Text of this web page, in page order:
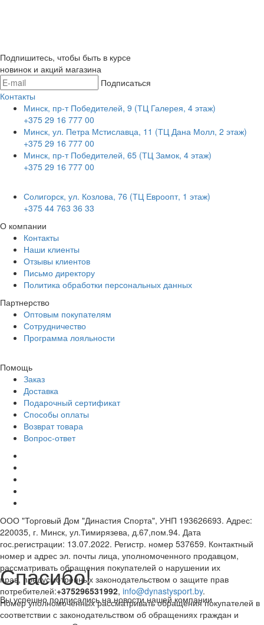
Подпишитесь, чтобы быть в курсе
новинок и акций магазина
Подписаться
Контакты
Минск, пр-т Победителей, 9 (ТЦ Галерея, 4 этаж)
+375 29 16 777 00
Минск, ул. Петра Мстиславца, 11 (ТЦ Дана Молл, 2 этаж)
+375 29 16 777 00
Минск, пр-т Победителей, 65 (ТЦ Замок, 4 этаж)
+375 29 16 777 00
Солигорск, ул. Козлова, 76 (ТЦ Евроопт, 1 этаж)
+375 44 763 36 33
О компании
Контакты
Наши клиенты
Отзывы клиентов
Письмо директору
Политика обработки персональных данных
Партнерство
Оптовым покупателям
Сотрудничество
Программа лояльности
Помощь
Заказ
Доставка
Подарочный сертификат
Способы оплаты
Возврат товара
Вопрос-ответ
ООО "Торговый Дом "Династия Спорта", УНП 193626693. Адрес:
220035, г. Минск, ул.Тимирязева, д.67,пом.94. Дата
гос.регистрации: 13.07.2022. Регистр. номер 537659. Контактный
номер и адрес эл. почты лица, уполномоченного продавцом,
рассматривать обращения покупателей о нарушении их
прав, предусмотренных законодательством о защите прав
потребителей:+375296531992, info@dynastysport.by.
Номер уполномоченных рассматривать обращения покупателей в
соответствии с законодательством об обращениях граждан и
Спасибо!
Вы успешно подписались на новости нашей компании